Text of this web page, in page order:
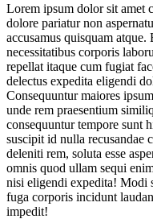
Lorem ipsum dolor sit amet
dolore pariatur non
accusamus quisquam
necessitatibus corporis
repellat itaque cum fugiat
delectus expedita eligendi
Consequuntur maiores
unde rem praesentium
consequuntur tempore sunt
suscipit id nulla recusandae
deleniti rem, soluta esse
omnis quod ullam sequi
nisi eligendi expedita! Modi
fuga corporis incidunt
impedit!